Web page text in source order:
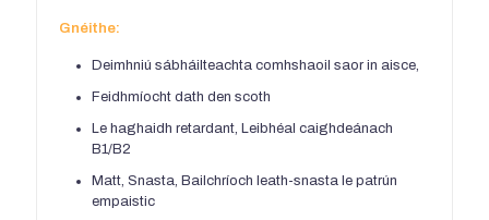
Gnéithe:
Deimhniú sábháilteachta comhshaoil ​​saor in aisce,
Feidhmíocht dath den scoth
Le haghaidh retardant, Leibhéal caighdeánach
B1/B2
Matt, Snasta, Bailchríoch leath-snasta le patrún
empaistic